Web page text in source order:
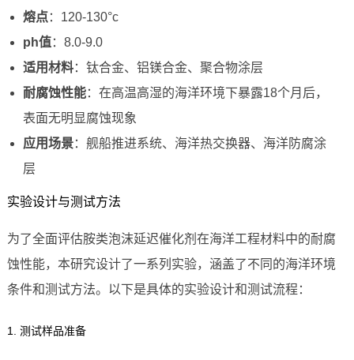
熔点：120-130°c
ph值：8.0-9.0
适用材料：钛合金、铝镁合金、聚合物涂层
耐腐蚀性能：在高温高湿的海洋环境下暴露18个月后，
表面无明显腐蚀现象
应用场景：舰船推进系统、海洋热交换器、海洋防腐涂
层
实验设计与测试方法
为了全面评估胺类泡沫延迟催化剂在海洋工程材料中的耐腐
蚀性能，本研究设计了一系列实验，涵盖了不同的海洋环境
条件和测试方法。以下是具体的实验设计和测试流程：
1. 测试样品准备